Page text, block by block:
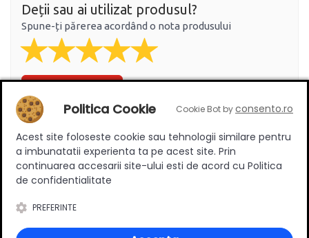
Deții sau ai utilizat produsul?
Spune-ți părerea acordând o nota produsului
Ratingul general al produsului
0 (0 review-uri)
Politica Cookie Cookie Bot byconsento.ro
Acest site foloseste cookie sau tehnologii similare pentru
a imbunatatii experienta ta pe acest site. Prin
continuarea accesarii site-ului esti de acord cu Politica
de confidentialitate
PREFERINTE